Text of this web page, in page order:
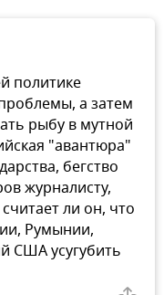
политике
а затем
рыбу в мутной
"авантюра"
бегство
журналисту,
ли он, что
Румынии,
США усугубить